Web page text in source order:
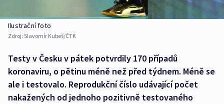
Ilustrační foto
Zdroj: Slavomír Kubeš/ČTK
Testy v Česku v pátek potvrdily 170 případů
koronaviru, o pětinu méně než před týdnem. Méně se
ale i testovalo. Reprodukční číslo udávající počet
nakažených od jednoho pozitivně testovaného